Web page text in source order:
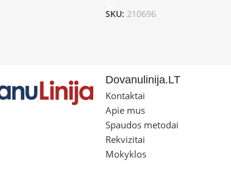
SKU: 210696
Dovanulinija.LT
Kontaktai
Apie mus
Spaudos metodai
Rekvizitai
Mokyklos